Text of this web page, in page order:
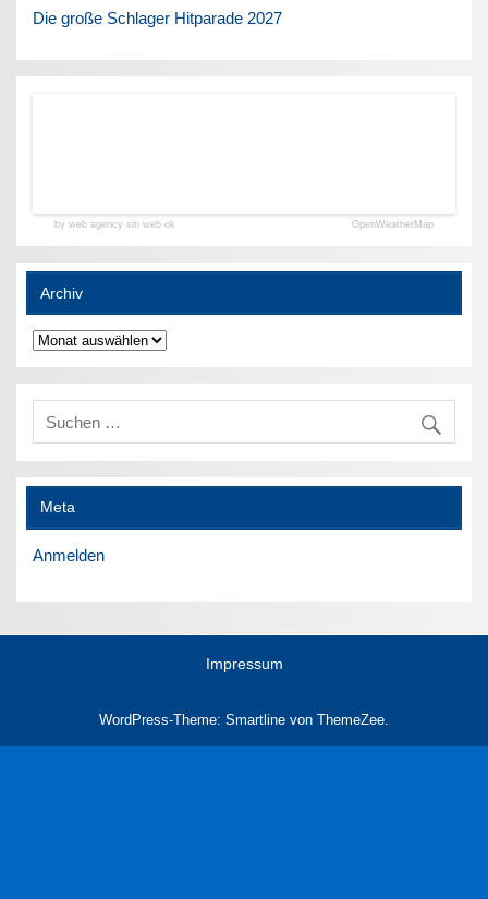
Die große Schlager Hitparade 2027
by web agency siti web ok OpenWeatherMap
Archiv
Archiv
Meta
Anmelden
Impressum
WordPress-Theme: Smartline von ThemeZee.